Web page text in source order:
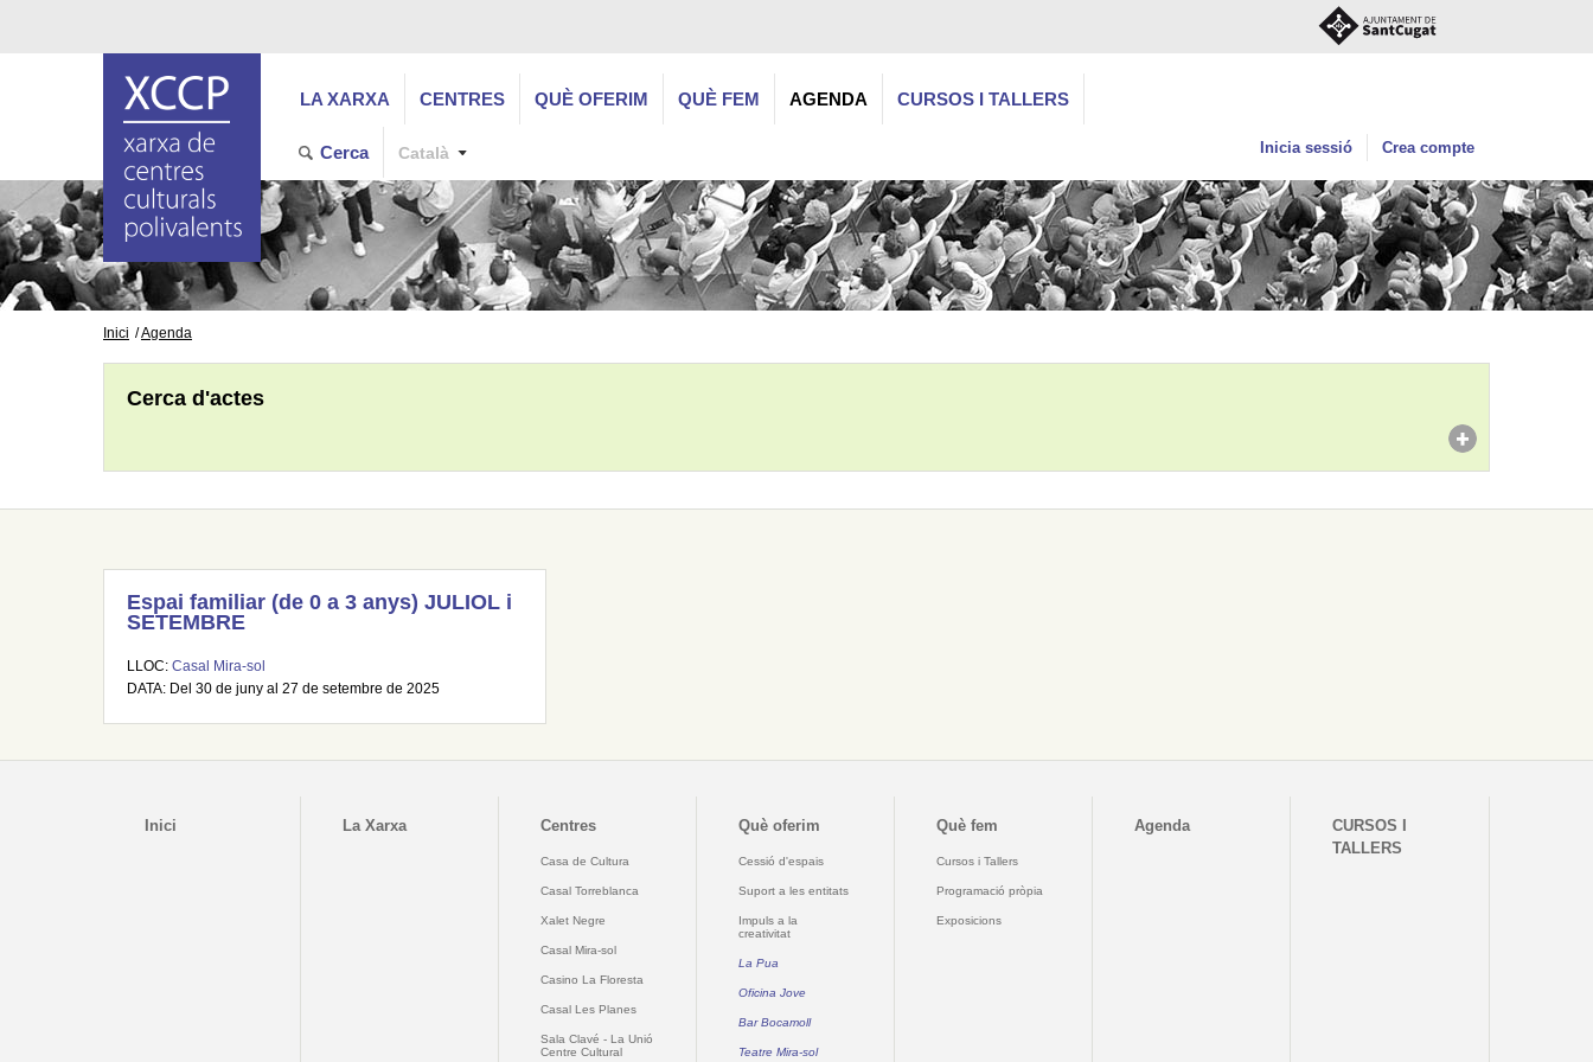
LA XARXA CENTRES QUÈ OFERIM QUÈ FEM AGENDA CURSOS I TALLERS
Cerca Català Inicia sessió Crea compte
Inici Agenda
Cerca d'actes
Espai familiar (de 0 a 3 anys) JULIOL i
SETEMBRE
LLOC: Casal Mira-sol
DATA: Del 30 de juny al 27 de setembre de 2025
Inici La Xarxa Centres
Casa de Cultura
Casal Torreblanca
Xalet Negre
Casal Mira-sol
Casino La Floresta
Casal Les Planes
Sala Clavé - La Unió
Centre Cultural
Què oferim
Cessió d'espais
Suport a les entitats
Impuls a la
creativitat
La Pua
Oficina Jove
Bar Bocamoll
Teatre Mira-sol
Què fem
Cursos i Tallers
Programació pròpia
Exposicions
Agenda
CURSOS I
TALLERS